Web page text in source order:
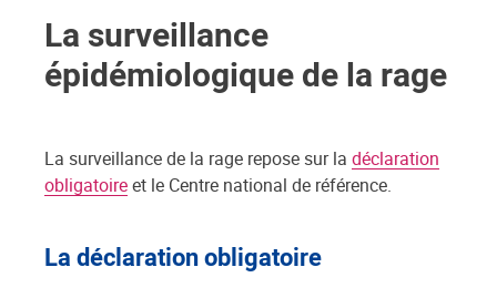
La surveillance
épidémiologique de la rage
La surveillance de la rage repose sur la déclaration
obligatoireet le Centre national de référence.
La déclaration obligatoire